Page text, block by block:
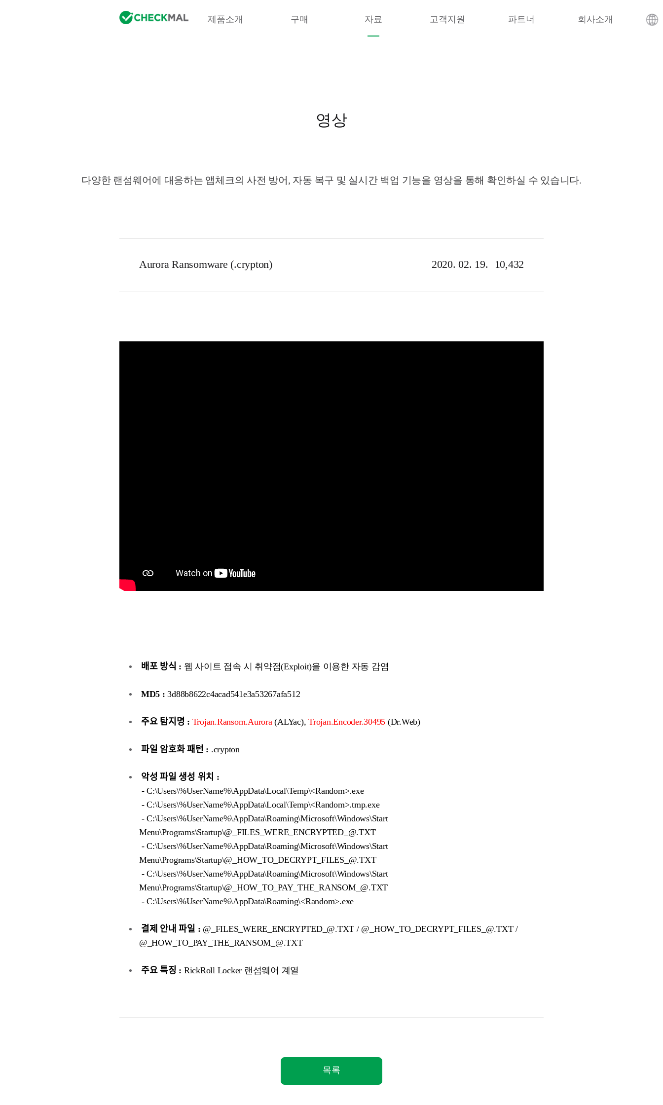
제품소개 구매 자료 고객지원 파트너 회사소개
영상
다양한 랜섬웨어에 대응하는 앱체크의 사전 방어, 자동 복구 및 실시간 백업 기능을 영상을 통해 확인하실 수 있습니다.
Aurora Ransomware (.crypton) 2020. 02. 19. 10,432
배포 방식 : 웹 사이트 접속 시 취약점(Exploit)을 이용한 자동 감염
MD5 : 3d88b8622c4acad541e3a53267afa512
주요 탐지명 : Trojan.Ransom.Aurora(ALYac),Trojan.Encoder.30495 (Dr.Web)
파일 암호화 패턴 : .crypton
악성 파일 생성 위치 :
- C:\Users\%UserName%\AppData\Local\Temp\<Random>.exe
- C:\Users\%UserName%\AppData\Local\Temp\<Random>.tmp.exe
- C:\Users\%UserName%\AppData\Roaming\Microsoft\Windows\Start
Menu\Programs\Startup\@_FILES_WERE_ENCRYPTED_@.TXT
- C:\Users\%UserName%\AppData\Roaming\Microsoft\Windows\Start
Menu\Programs\Startup\@_HOW_TO_DECRYPT_FILES_@.TXT
- C:\Users\%UserName%\AppData\Roaming\Microsoft\Windows\Start
Menu\Programs\Startup\@_HOW_TO_PAY_THE_RANSOM_@.TXT
- C:\Users\%UserName%\AppData\Roaming\<Random>.exe
결제 안내 파일 : @_FILES_WERE_ENCRYPTED_@.TXT / @_HOW_TO_DECRYPT_FILES_@.TXT /
@_HOW_TO_PAY_THE_RANSOM_@.TXT
주요 특징 : RickRoll Locker 랜섬웨어 계열
목록